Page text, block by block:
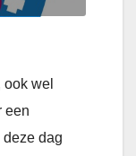
wel
een
dag